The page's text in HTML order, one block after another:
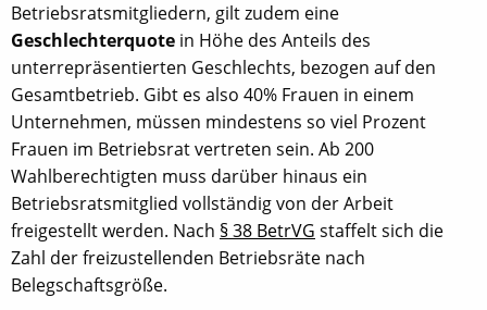
Betriebsratsmitgliedern, gilt zudem eine
Geschlechterquote in Höhe des Anteils des
unterrepräsentierten Geschlechts, bezogen auf den
Gesamtbetrieb. Gibt es also 40% Frauen in einem
Unternehmen, müssen mindestens so viel Prozent
Frauen im Betriebsrat vertreten sein. Ab 200
Wahlberechtigten muss darüber hinaus ein
Betriebsratsmitglied vollständig von der Arbeit
freigestellt werden. Nach § 38 BetrVG staffelt sich die
Zahl der freizustellenden Betriebsräte nach
Belegschaftsgröße.